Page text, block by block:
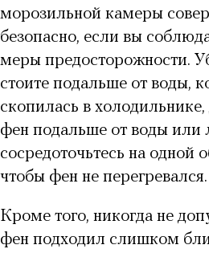
морозильной камеры
безопасно, если вы
меры предосторожности.
стоите подальше от воды,
скопилась в
фен подальше от воды или
сосредоточьтесь на одной
чтобы фен не перегревался.
Кроме того, никогда не
фен подходил слишком